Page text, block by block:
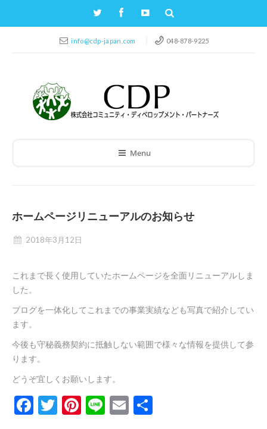
info@cdp-japan.com 048-878-9225
Menu
ホームページリニューアルのお知らせ
2018年3月12日
これまで長く使用していたホームページを全面リニューアルしま
した。
ブログを一体化してこれまでの事業実績なども写真で紹介してい
ます。
今後も守秘義務契約に抵触しない範囲で様々な情報を提供して参
ります。
どうぞ宜しくお願いします。
Facebook
Twitter
Pinterest
LineEmail